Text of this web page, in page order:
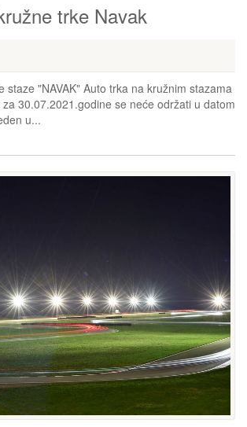
trke Navak
staze "NAVAK" Auto trka na kružnim stazama
za 30.07.2021.godine se neće održati u datom
u...